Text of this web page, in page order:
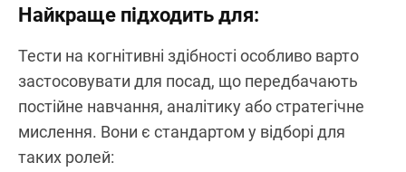
Найкраще підходить для:
Тести на когнітивні здібності особливо варто
застосовувати для посад, що передбачають
постійне навчання, аналітику або стратегічне
мислення. Вони є стандартом у відборі для
таких ролей: